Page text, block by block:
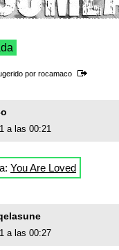
por rocamaco
a las 00:21
You Are Loved
a las 00:27